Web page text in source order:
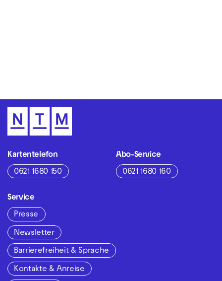
Kartentelefon
0621 1680 150
Abo-Service
0621 1680 160
Service
Presse
Newsletter
Barrierefreiheit & Sprache
Kontakte & Anreise